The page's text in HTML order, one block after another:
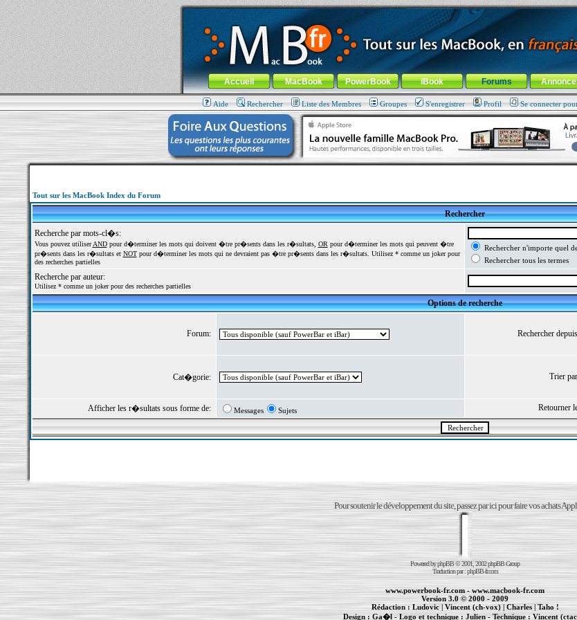
MacBook-fr.com : 100% Apple... 100% nomade !
Aller au contenu-Aller au menu général-Aller au menu de la rubrique
Menu général
Accueil MacBook PowerBook iBook Forums
Aide Rechercher Liste des Membres Groupes S'enregistrer Profil Se connecter
Tout sur les MacBook Index du Forum
Rechercher
Recherche par mots-cl�s:
Vous pouvez utiliserANDpour d�terminer les mots qui doivent �tre pr�sents dans les r�sultats, OR pour d�terminer les mots qui peuvent �tre
pr�sents dans les r�sultats et NOTpour d�terminer les mots qui ne devraient pas �tre pr�sents dans les r�sultats. Utilisez * comme un joker pour
des recherches partielles
Rechercher n'importe quel
Rechercher tous les termes
Recherche par auteur:
Utilisez * comme un joker pour des recherches partielles
Options de recherche
Forum: Rechercher
Cat�gorie: Trier
Afficher les r�sultats sous forme de: Messages Sujets Retourner
Pour soutenir le développement du site, passez par ici pour faire vos achats
Powered byphpBB© 2001, 2002 phpBB Group
Traduction par :phpBB-fr.com
www.powerbook-fr.com-www.macbook-fr.com
Version 3.0 © 2000 - 2009
Rédaction :Ludovic| Vincent (ch-vox)|Charles| Taho !
Design : Ga�l - Logo et technique : Julien - Technique :Vincent